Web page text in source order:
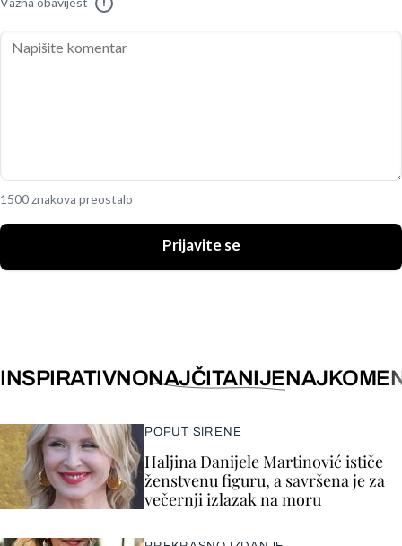
Važna obavijest !
1500 znakova preostalo
Prijavite se
INSPIRATIVNONAJČITANIJE
POPUT SIRENE
Haljina Danijele Martinović ističe
ženstvenu figuru, a savršena je za
večernji izlazak na moru